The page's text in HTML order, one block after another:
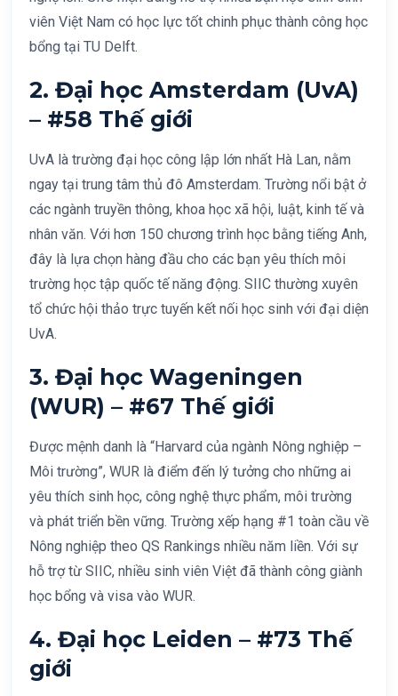
viên Việt Nam có học lực tốt chinh phục thành công học
bổng tại TU Delft.
2. Đại học Amsterdam (UvA)
– #58 Thế giới
UvA là trường đại học công lập lớn nhất Hà Lan, nằm
ngay tại trung tâm thủ đô Amsterdam. Trường nổi bật ở
các ngành truyền thông, khoa học xã hội, luật, kinh tế và
nhân văn. Với hơn 150 chương trình học bằng tiếng Anh,
đây là lựa chọn hàng đầu cho các bạn yêu thích môi
trường học tập quốc tế năng động. SIIC thường xuyên
tổ chức hội thảo trực tuyến kết nối học sinh với đại diện
UvA.
3. Đại học Wageningen
(WUR) – #67 Thế giới
Được mệnh danh là “Harvard của ngành Nông nghiệp –
Môi trường”, WUR là điểm đến lý tưởng cho những ai
yêu thích sinh học, công nghệ thực phẩm, môi trường
và phát triển bền vững. Trường xếp hạng #1 toàn cầu về
Nông nghiệp theo QS Rankings nhiều năm liền. Với sự
hỗ trợ từ SIIC, nhiều sinh viên Việt đã thành công giành
học bổng và visa vào WUR.
4. Đại học Leiden – #73 Thế
giới